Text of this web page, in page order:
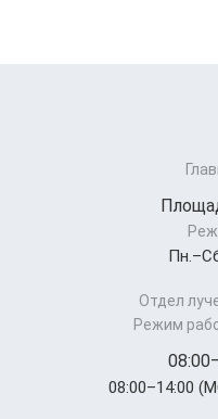
Отдел
Режим
08:00–14:00